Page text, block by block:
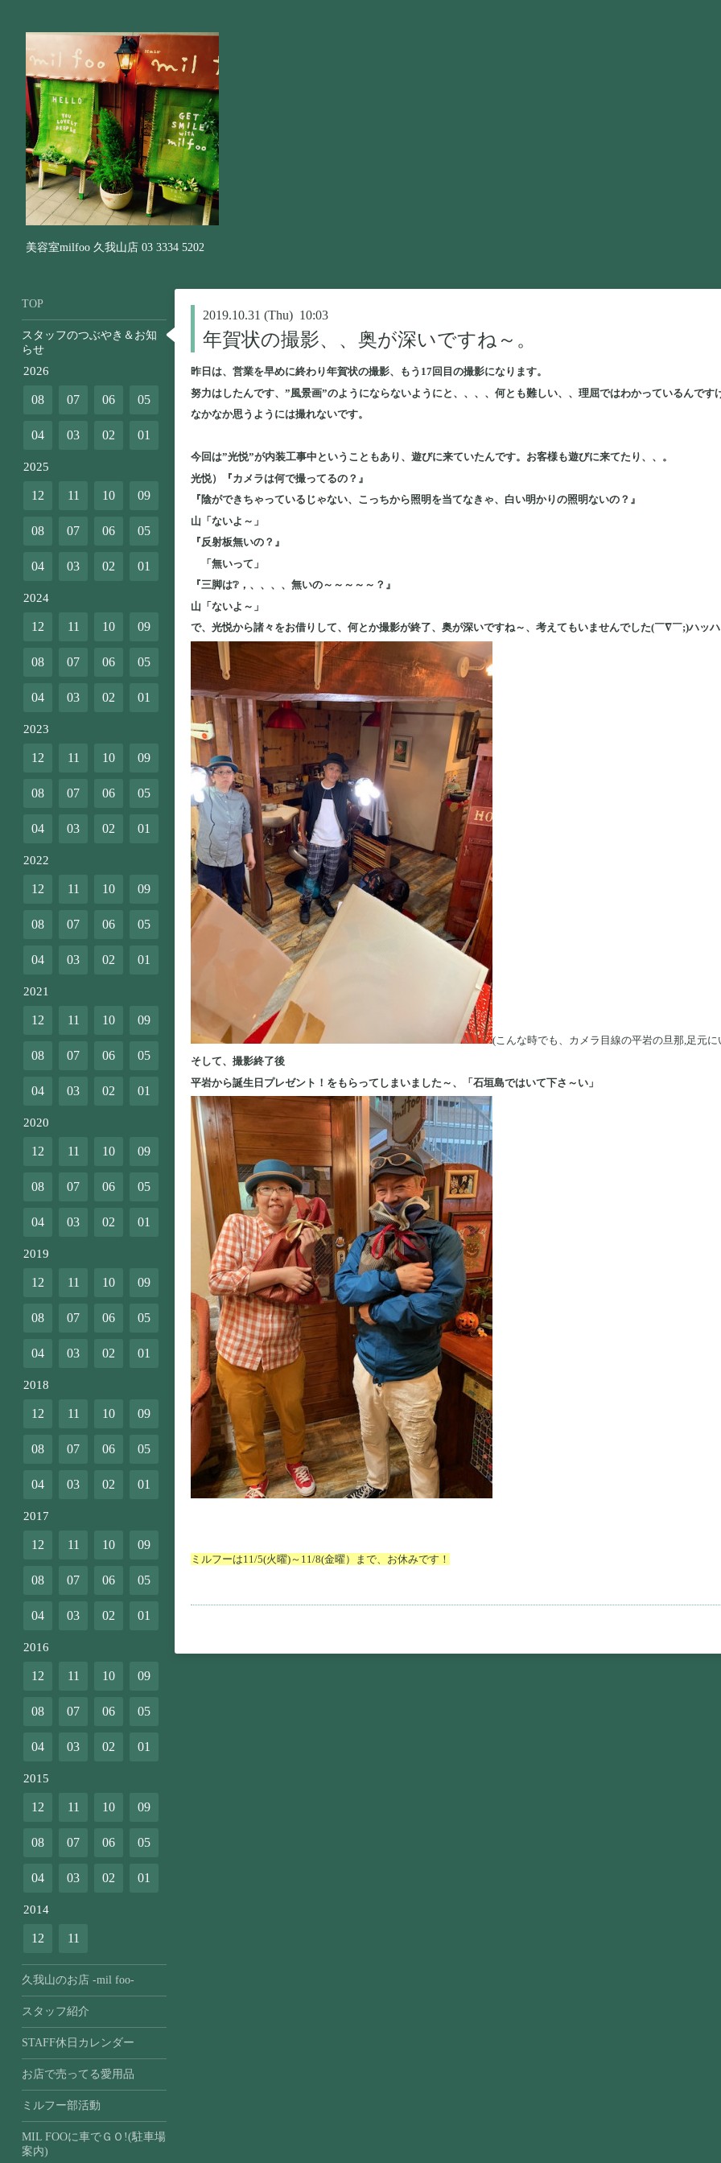
美容室milfoo 久我山店 03 3334 5202
2019.10.31 (Thu) 10:03
年賀状の撮影、、奥が深いですね～。
昨日は、営業を早めに終わり年賀状の撮影、もう17回目の撮影になります。
努力はしたんです、”風景画”のようにならないようにと、、、、何とも難しい、、理屈ではわかっているんで
なかなか思うようには撮れないです。
今回は”光悦”が内装工事中ということもあり、遊びに来ていたんです。お客様も遊びに来てたり、、。
光悦）『カメラは何で撮ってるの？』
『陰ができちゃっているじゃない、こっちから照明を当てなきゃ、白い明かりの照明ないの？』
山「ないよ～」
『反射板無いの？』
「無いって」
『三脚は❔，、、、、無いの～～～～～？』
山「ないよ～」
で、光悦から諸々をお借りして、何とか撮影が終了、奥が深いですね～、考えてもいませんでした(￣∇￣;)ハッハ
(こんな時でも、カメラ目線の平岩の旦那,足元に
そして、撮影終了後
平岩から誕生日プレゼント！をもらってしまいました～、「石垣島ではいて下さ～い」
ミルフーは11/5(火曜)～11/8(金曜）まで、お休みです！
TOP
スタッフのつぶやき＆お知
らせ
2026
08 07 06 05
04 03 02 01
2025
12 11 10 09
08 07 06 05
04 03 02 01
2024
12 11 10 09
08 07 06 05
04 03 02 01
2023
12 11 10 09
08 07 06 05
04 03 02 01
2022
12 11 10 09
08 07 06 05
04 03 02 01
2021
12 11 10 09
08 07 06 05
04 03 02 01
2020
12 11 10 09
08 07 06 05
04 03 02 01
2019
12 11 10 09
08 07 06 05
04 03 02 01
2018
12 11 10 09
08 07 06 05
04 03 02 01
2017
12 11 10 09
08 07 06 05
04 03 02 01
2016
12 11 10 09
08 07 06 05
04 03 02 01
2015
12 11 10 09
08 07 06 05
04 03 02 01
2014
12 11
久我山のお店 -mil foo-
スタッフ紹介
STAFF休日カレンダー
お店で売ってる愛用品
ミルフー部活動
MIL FOOに車でＧＯ!(駐車場
案内)